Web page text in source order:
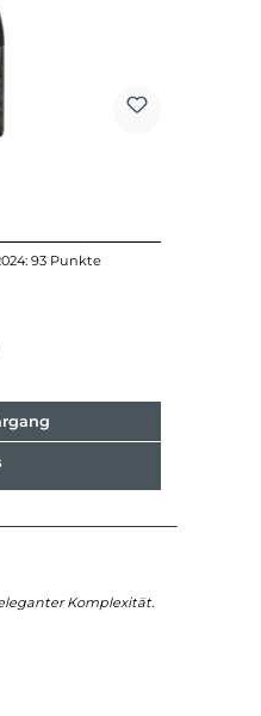
93 Punkte
Komplexität.